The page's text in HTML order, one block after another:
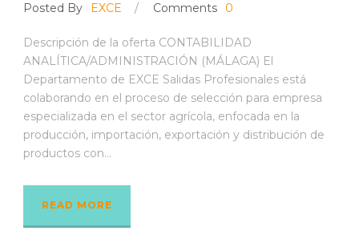
Posted By EXCE / Comments 0
Descripción de la oferta CONTABILIDAD
ANALÍTICA/ADMINISTRACIÓN (MÁLAGA) El
Departamento de EXCE Salidas Profesionales está
colaborando en el proceso de selección para empresa
especializada en el sector agrícola, enfocada en la
producción, importación, exportación y distribución de
productos con...
READ MORE